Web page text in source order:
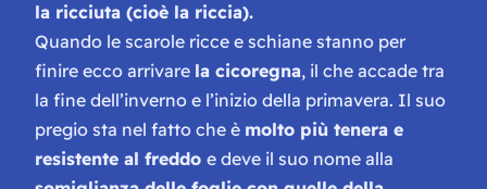
la ricciuta (cioè la riccia).
Quando le scarole ricce e schiane stanno per
finire ecco arrivare la cicoregna, il che accade tra
la fine dell’inverno e l’inizio della primavera. Il suo
pregio sta nel fatto che è molto più tenera e
resistente al freddo e deve il suo nome alla